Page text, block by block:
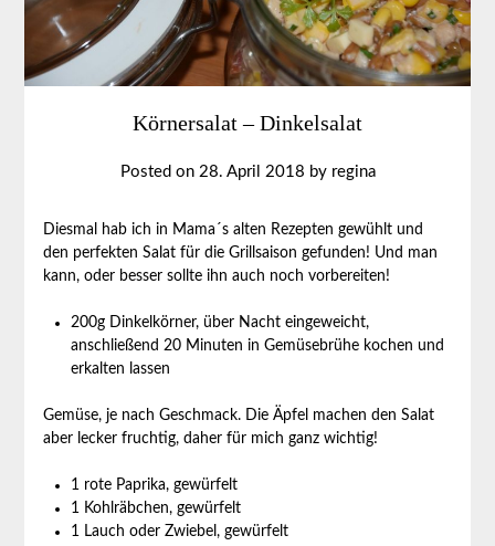
Körnersalat – Dinkelsalat
Posted on 28. April 2018 by regina
Diesmal hab ich in Mama´s alten Rezepten gewühlt und
den perfekten Salat für die Grillsaison gefunden! Und man
kann, oder besser sollte ihn auch noch vorbereiten!
200g Dinkelkörner, über Nacht eingeweicht,
anschließend 20 Minuten in Gemüsebrühe kochen und
erkalten lassen
Gemüse, je nach Geschmack. Die Äpfel machen den Salat
aber lecker fruchtig, daher für mich ganz wichtig!
1 rote Paprika, gewürfelt
1 Kohlräbchen, gewürfelt
1 Lauch oder Zwiebel, gewürfelt